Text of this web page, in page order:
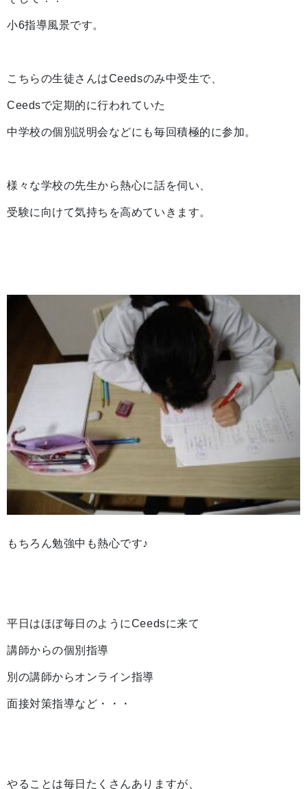
小6指導風景です。
こちらの生徒さんはCeedsのみ中受生で、
Ceedsで定期的に行われていた
中学校の個別説明会などにも毎回積極的に参加。
様々な学校の先生から熱心に話を伺い、
受験に向けて気持ちを高めていきます。
もちろん勉強中も熱心です♪
平日はほぼ毎日のようにCeedsに来て
講師からの個別指導
別の講師からオンライン指導
面接対策指導など・・・
やることは毎日たくさんありますが、